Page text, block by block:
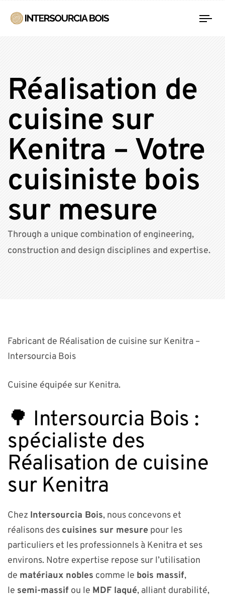
Réalisation de
cuisine sur
Kenitra – Votre
cuisiniste bois
sur mesure
Through a unique combination of engineering,
construction and design disciplines and expertise.
Fabricant de Réalisation de cuisine sur Kenitra –
Intersourcia Bois
Cuisine équipée sur Kenitra.
🌳 Intersourcia Bois :
spécialiste des
Réalisation de cuisine
sur Kenitra
Chez Intersourcia Bois, nous concevons et
réalisons des cuisines sur mesure pour les
particuliers et les professionnels à Kenitra et ses
environs. Notre expertise repose sur l’utilisation
de matériaux nobles comme le bois massif,
le semi-massif ou le MDF laqué, alliant durabilité,